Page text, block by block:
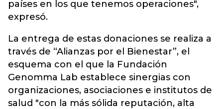
países en los que tenemos operaciones",
expresó.
La entrega de estas donaciones se realiza a
través de “Alianzas por el Bienestar”, el
esquema con el que la Fundación
Genomma Lab establece sinergias con
organizaciones, asociaciones e institutos de
salud "con la más sólida reputación, alta